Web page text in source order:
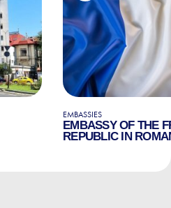
EMBASSIES
EMBASSY OF THE
REPUBLIC IN